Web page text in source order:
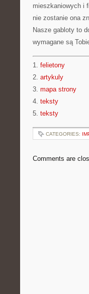
mieszkaniowych i
nie zostanie ona
Nasze gabloty to
wymagane są
1. felietony
2. artykuly
3. mapa strony
4. teksty
5. teksty
CATEGORIES:
Comments are